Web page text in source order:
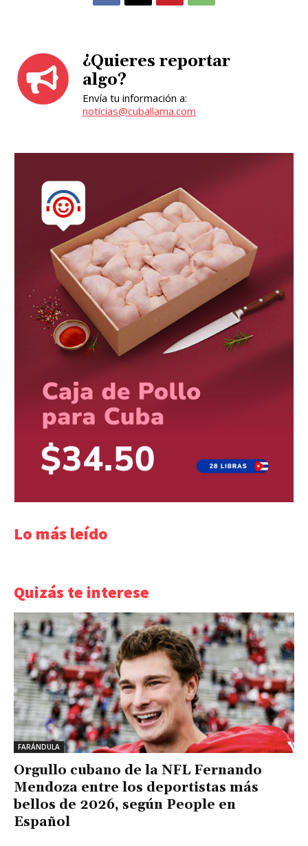
¿Quieres reportar
algo?
Envía tu información a:
noticias@cuballama.com
Lo más leído
Quizás te interese
FARÁNDULA
Orgullo cubano de la NFL Fernando
Mendoza entre los deportistas más
bellos de 2026, según People en
Español